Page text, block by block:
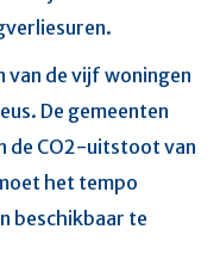
van de vijf woningen
De gemeenten
de CO2-uitstoot van
het tempo
beschikbaar te